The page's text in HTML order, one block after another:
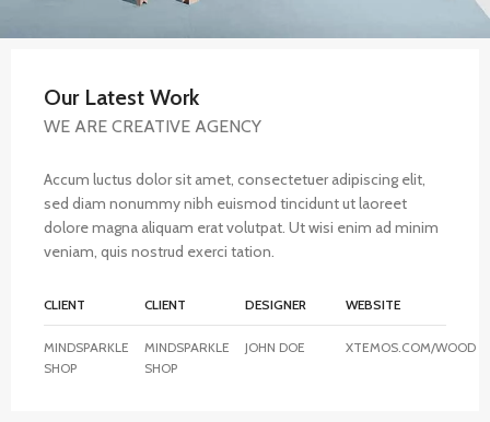
Our Latest Work
WE ARE CREATIVE AGENCY
Accum luctus dolor sit amet, consectetuer adipiscing elit,
sed diam nonummy nibh euismod tincidunt ut laoreet
dolore magna aliquam erat volutpat. Ut wisi enim ad minim
veniam, quis nostrud exerci tation.
CLIENT
MINDSPARKLE
SHOP
CLIENT
MINDSPARKLE
SHOP
DESIGNER
JOHN DOE
WEBSITE
XTEMOS.COM/WOOD